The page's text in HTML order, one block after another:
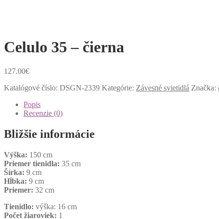
Celulo 35 – čierna
127.00€
Katalógové číslo: DSGN-2339 Kategórie: Závesné svietidlá Značka:
Popis
Recenzie (0)
Bližšie informácie
Výška: 150 cm
Priemer tienidla: 35 cm
Šírka: 9 cm
Hĺbka: 9 cm
Priemer: 32 cm
Tienidlo: výška: 16 cm
Počet žiaroviek: 1